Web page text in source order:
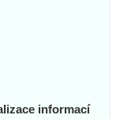
informací